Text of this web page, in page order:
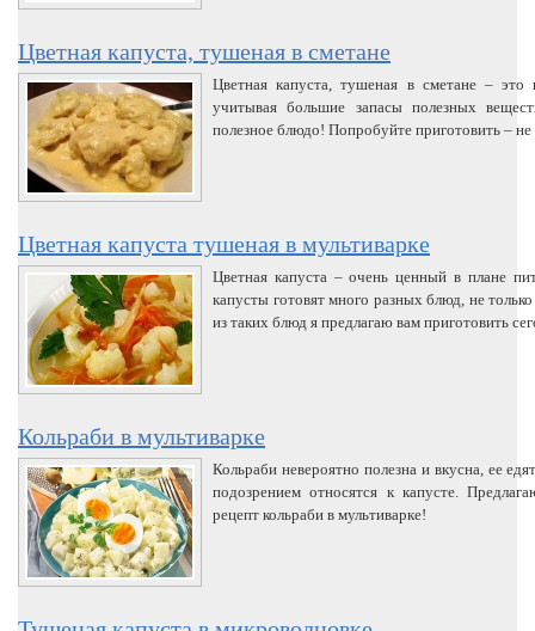
Цветная капуста, тушеная в сметане
Цветная капуста, тушеная в сметане – это
учитывая большие запасы полезных
полезное блюдо! Попробуйте приготовить –
Цветная капуста тушеная в мультиварке
Цветная капуста – очень ценный в плане
капусты готовят много разных блюд, не
из таких блюд я предлагаю вам приготовить
Кольраби в мультиварке
Кольраби невероятно полезна и вкусна, ее
подозрением относятся к капусте.
рецепт кольраби в мультиварке!